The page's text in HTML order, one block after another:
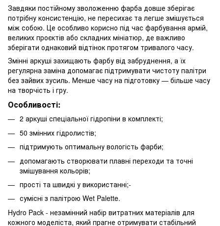
Завдяки постійному зволоженню фарба довше зберігає
потрібну консистенцію, не пересихає та легше змішується
між собою. Це особливо корисно під час фарбування армій,
великих проєктів або складних мініатюр, де важливо
зберігати однаковий відтінок протягом тривалого часу.
Змінні аркуші захищають фарбу від забруднення, а їх
регулярна заміна допомагає підтримувати чистоту палітри
без зайвих зусиль. Менше часу на підготовку — більше часу
на творчість і гру.
Особливості:
2 аркуші спеціальної гідропіни в комплекті;
50 змінних гідролистів;
підтримують оптимальну вологість фарби;
допомагають створювати плавні переходи та точні
змішування кольорів;
прості та швидкі у використанні;-
сумісні з палітрою Wet Palette.
Hydro Pack - незамінний набір витратних матеріалів для
кожного моделіста, який прагне отримувати стабільний